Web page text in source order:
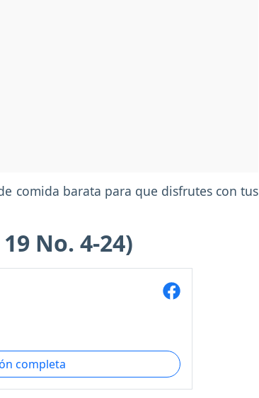
comida barata para que disfrutes con tus
No. 4-24)
completa